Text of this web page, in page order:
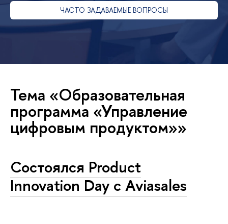
ЧАСТО ЗАДАВАЕМЫЕ ВОПРОСЫ
Тема «Образовательная
программа «Управление
цифровым продуктом»»
Состоялся Product
Innovation Day с Aviasales